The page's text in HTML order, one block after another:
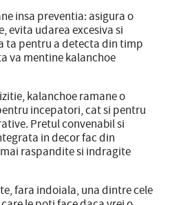
insa preventia: asigura o
evita udarea excesiva si
ta pentru a detecta din timp
va mentine kalanchoe
kalanchoe ramane o
incepatori, cat si pentru
Pretul convenabil si
in decor fac din
raspandite si indragite
fara indoiala, una dintre cele